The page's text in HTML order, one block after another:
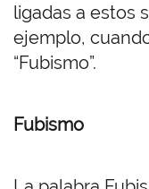
ligadas a estos
ejemplo,
“Fubismo”.
Fubismo